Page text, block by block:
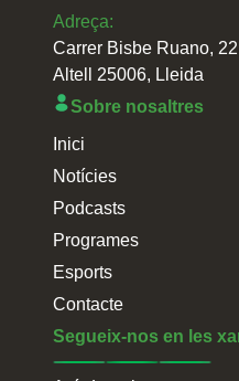
Adreça:
Carrer Bisbe Ruano, 22
Altell 25006, Lleida
Sobre nosaltres
Inici
Notícies
Podcasts
Programes
Esports
Contacte
Segueix-nos en les